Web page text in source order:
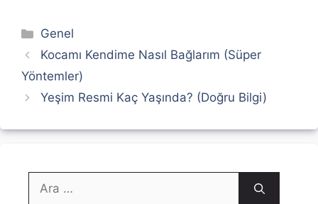
Kategoriler
Genel
Kocamı Kendime Nasıl Bağlarım (Süper
Yöntemler)
Yeşim Resmi Kaç Yaşında? (Doğru Bilgi)
için